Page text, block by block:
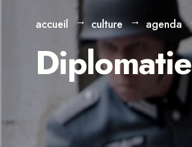
accueil culture agenda
Diplomatie